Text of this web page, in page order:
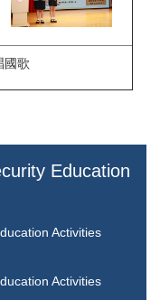
Education
Activities
Activities
國歌